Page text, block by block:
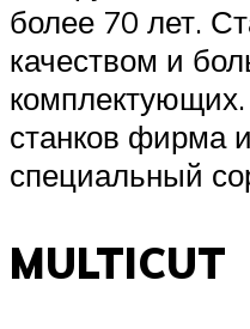
более 70 лет.
качеством и
станков фирма
специальный
MULTICUT